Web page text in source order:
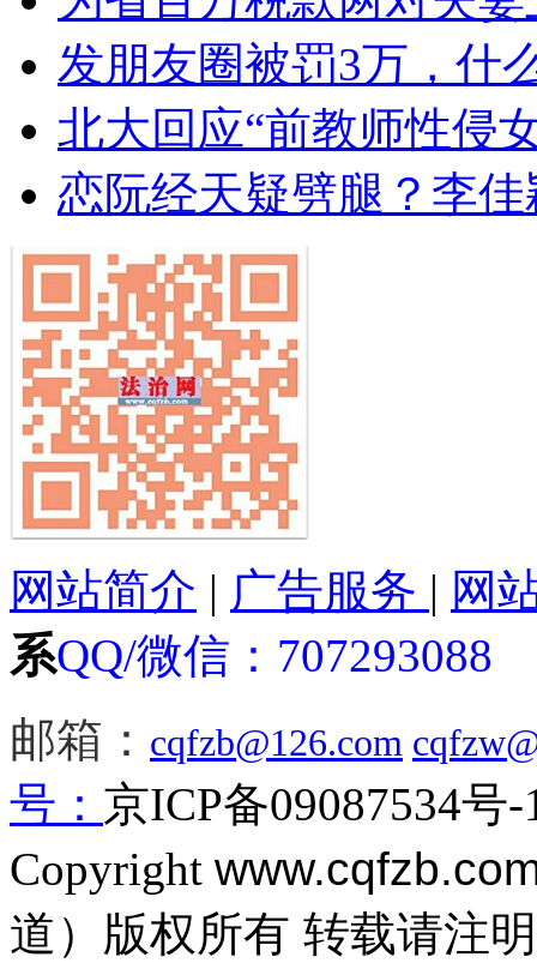
发朋友圈被罚3万，什
北大回应“前教师性侵
恋阮经天疑劈腿？李
网站简介 | 广告服务 | 网
系QQ/微信： 707293088
邮箱： cqfzb@126.com
号： 京ICP备09087534号-
Copyright
道）版权所有 转载请注